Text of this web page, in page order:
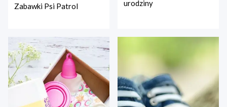
Zabawki Psi Patrol
urodziny